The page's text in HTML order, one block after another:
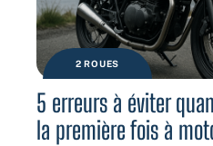
2 ROUES
5 erreurs à éviter
la première fois à